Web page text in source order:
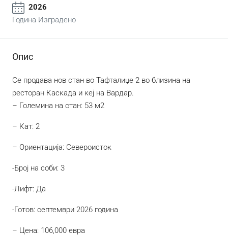
2026
Година Изградено
Опис
Се продава нов стан во Тафталиџе 2 во близина на
ресторан Каскада и кеј на Вардар.
– Големина на стан: 53 м2
– Кат: 2
– Ориентација: Североисток
-Број на соби: 3
-Лифт: Да
-Готов: септември 2026 година
– Цена: 106,000 евра